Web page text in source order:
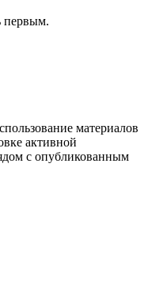
первым.
материалов
активной
с опубликованным